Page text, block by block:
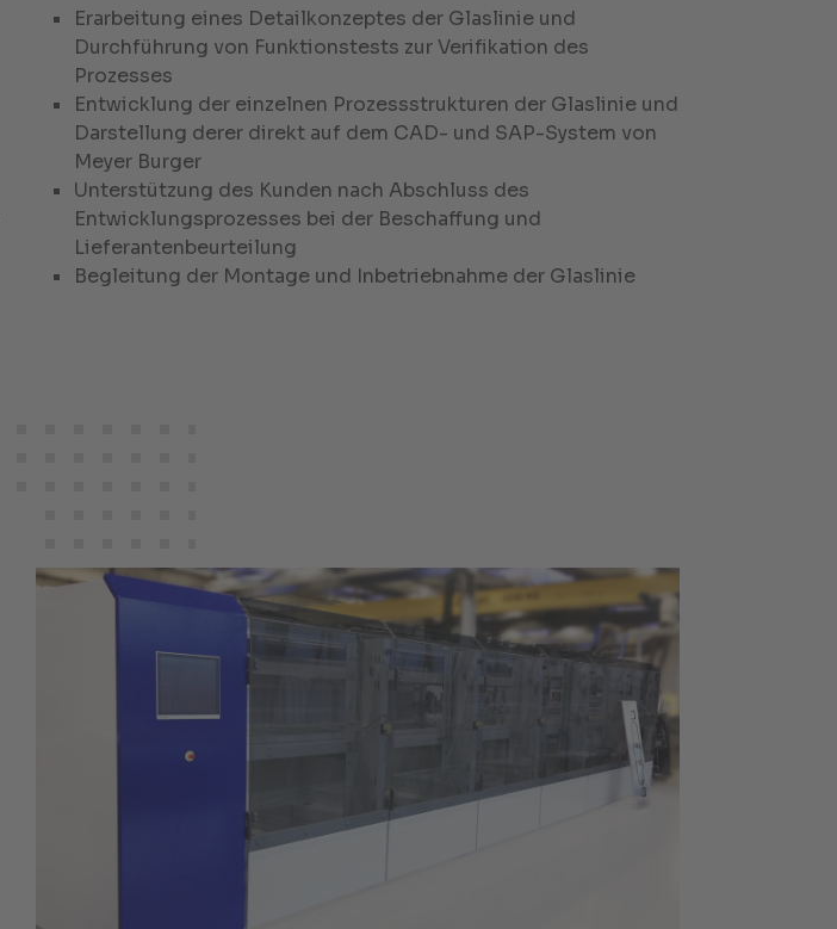
Erarbeitung eines Detailkonzeptes der Glaslinie und
Durchführung von Funktionstests zur Verifikation des
Prozesses
Entwicklung der einzelnen Prozessstrukturen der Glaslinie und
Darstellung derer direkt auf dem CAD- und SAP-System von
Meyer Burger
Unterstützung des Kunden nach Abschluss des
Entwicklungsprozesses bei der Beschaffung und
Lieferantenbeurteilung
Begleitung der Montage und Inbetriebnahme der Glaslinie